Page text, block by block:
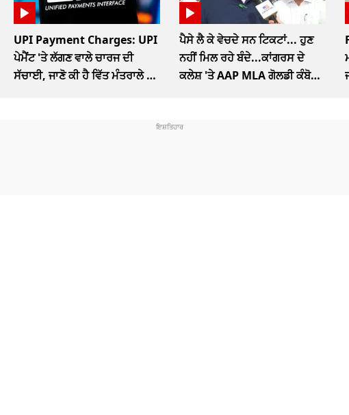
UPI Payment Charges: UPI
ਪੇਮੈਂਟ 'ਤੇ ਲੱਗਣ ਵਾਲੇ ਚਾਰਜ ਦੀ
ਸੱਚਾਈ, ਜਾਣੋ ਕੀ ਹੈ ਵਿੱਤ ਮੰਤਰਾਲੇ ਦਾ
ਪੈਸੇ ਲੈ ਕੇ ਵੇਚਦੇ ਸਨ ਟਿਕਟਾਂ... ਹੁਣ
ਨਹੀਂ ਮਿਲ ਰਹੇ ਬੰਦੇ...ਕਾਂਗਰਸ ਦੇ
ਕਲੇਸ਼ 'ਤੇ AAP MLA ਗੋਲਡੀ ਕੰਬੋਜ